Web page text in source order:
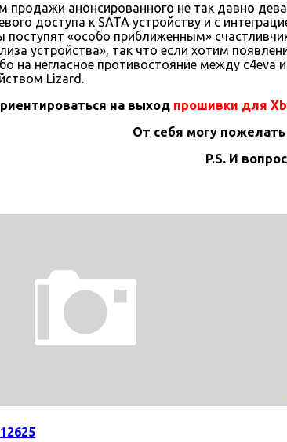
продажи анонсированного не так давно
доступа к SATA устройству и с
«особо приближенным»
устройства», так что если хотим
на негласное противостояние между
Lizard.
на выход прошивки для
От себя могу
P.S. И